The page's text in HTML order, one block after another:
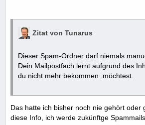
Zitat von Tunarus
Dieser Spam-Ordner darf niemals
Dein Mailpostfach lernt aufgrund des
du nicht mehr bekommen .möchtest.
Das hatte ich bisher noch nie gehört oder
diese Info, ich werde zukünftge